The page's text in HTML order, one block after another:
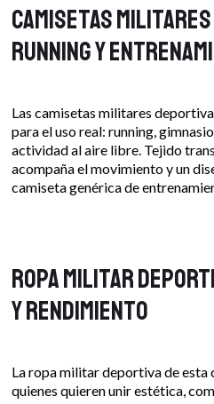
Camisetas
running y
Las camisetas militares
para el uso real: running,
actividad al aire libre. Tejido
acompaña el movimiento y un
camiseta genérica de
Ropa militar
y rendimiento
La ropa militar deportiva de esta
quienes quieren unir estética,